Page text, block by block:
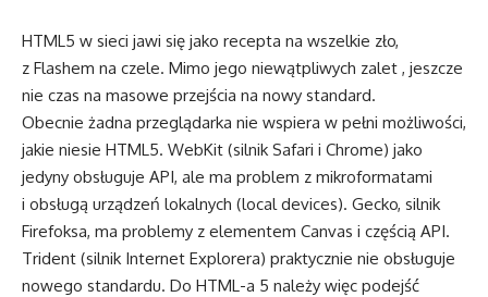
HTML5 w sieci jawi się jako recepta na wszelkie zło,
z Flashem na czele. Mimo jego niewątpliwych zalet , jeszcze
nie czas na masowe przejścia na nowy standard.
Obecnie żadna przeglądarka nie wspiera w pełni możliwości,
jakie niesie HTML5. WebKit (silnik Safari i Chrome) jako
jedyny obsługuje API, ale ma problem z mikroformatami
i obsługą urządzeń lokalnych (local devices). Gecko, silnik
Firefoksa, ma problemy z elementem Canvas i częścią API.
Trident (silnik Internet Explorera) praktycznie nie obsługuje
nowego standardu. Do HTML-a 5 należy więc podejść